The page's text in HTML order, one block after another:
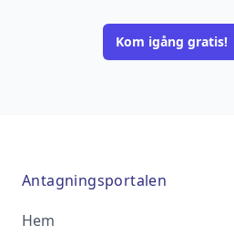
Kom igång gratis!
Antagningsportalen
Hem